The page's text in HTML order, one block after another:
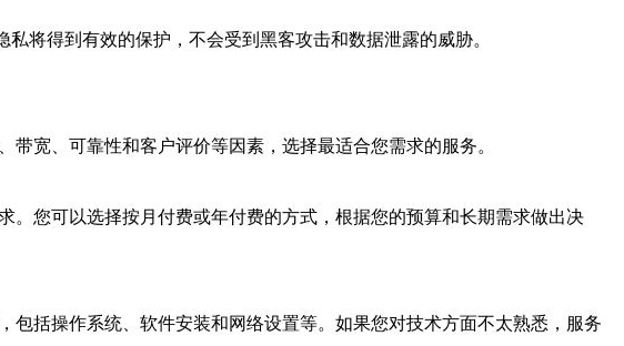
将得到有效的保护，不会受到黑客攻击和数据泄露的威胁。
宽、可靠性和客户评价等因素，选择最适合您需求的服务。
您可以选择按月付费或年付费的方式，根据您的预算和长期需求做出决
括操作系统、软件安装和网络设置等。如果您对技术方面不太熟悉，服务